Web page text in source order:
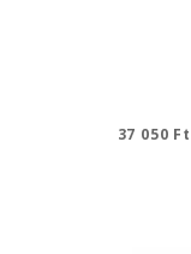
37 050 Ft